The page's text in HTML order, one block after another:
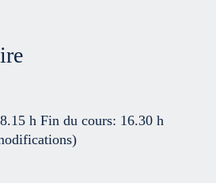
h Fin du cours: 16.30 h